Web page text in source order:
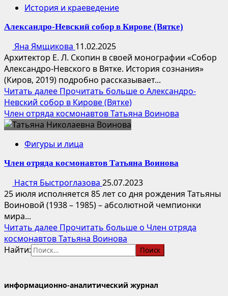
История и краеведение
Александро-Невский собор в Кирове (Вятке)
Яна Ямщикова 11.02.2025
Архитектор Е. Л. Скопин в своей монографии «Собор
Александро-Невского в Вятке. История сознания»
(Киров, 2019) подробно рассказывает...
Читать далее Прочитать больше о Александро-
Невский собор в Кирове (Вятке)
Член отряда космонавтов Татьяна Воинова
Фигуры и лица
Член отряда космонавтов Татьяна Воинова
Настя Быстроглазова 25.07.2023
25 июля исполняется 85 лет со дня рождения Татьяны
Воиновой (1938 – 1985) – абсолютной чемпионки
мира...
Читать далее Прочитать больше о Член отряда
космонавтов Татьяна Воинова
Найти:
информационно-аналитический журнал